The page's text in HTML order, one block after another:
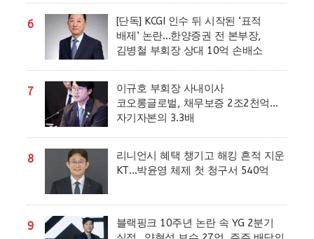
6
[단독] KCGI 인수 뒤 시작된 ‘표적
배제’ 논란…한양증권 전 본부장,
김병철 부회장 상대 10억 손배소
7
이규호 부회장 사내이사
코오롱글로벌, 채무보증 2조2천억…
자기자본의 3.3배
8
리니언시 혜택 챙기고 해킹 흔적 지운
KT…박윤영 체제 첫 청구서 540억
9
블랙핑크 10주년 논란 속 YG 2분기